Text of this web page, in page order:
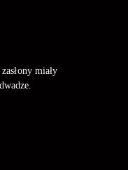
miały